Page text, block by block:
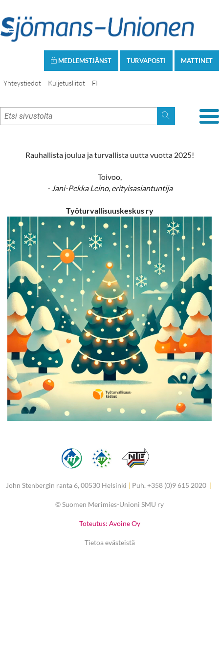
MATTINET
TURVAPOSTI
MEDLEMSTJÄNST
Yhteystiedot Kuljetusliitot FI
Rauhallista joulua ja turvallista uutta vuotta 2025!
Toivoo,
- Jani-Pekka Leino, erityisasiantuntija
Työturvallisuuskeskus ry
John Stenbergin ranta 6, 00530 Helsinki | Puh. +358 (0)9 615 2020 |
©Suomen Merimies-Unioni SMU ry
Toteutus: Avoine Oy
Tietoa evästeistä